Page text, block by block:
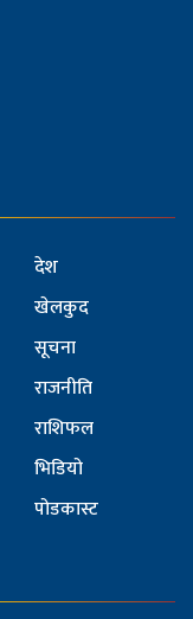
देश
खेलकुद
सूचना
राजनीति
राशिफल
भिडियो
पोडकास्ट